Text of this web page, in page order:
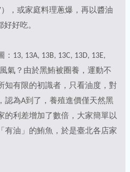
，或家庭料理蔥爆，再以醬油
好好吃。
13, 13A, 13B, 13C, 13D, 13E,
風氣？由於黑鮪被圈養，運動不
知有限的初識者，只看油度，對
認為A到了，養殖進價僅天然黑
的利差增加了數倍，大家簡單以
有油」的鮪魚，於是臺北各店家